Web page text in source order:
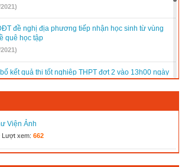
đề nghị địa phương tiếp nhận học sinh từ vùng
quê học tập
kết quả thi tốt nghiệp THPT đợt 2 vào 13h00 ngày
2020)
Viện Ảnh
Lượt xem: 662